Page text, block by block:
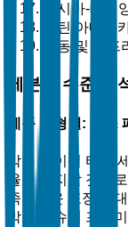
아시아-태평
라틴 아메리
중동 및 아프
세분화 수준 분
제품 유형별: 박스
박스 페이셜 티슈
율을 차지할 것으
족스러운 포장에
박스 티슈의 프리